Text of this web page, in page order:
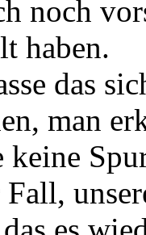
noch
haben.
das
man
keine